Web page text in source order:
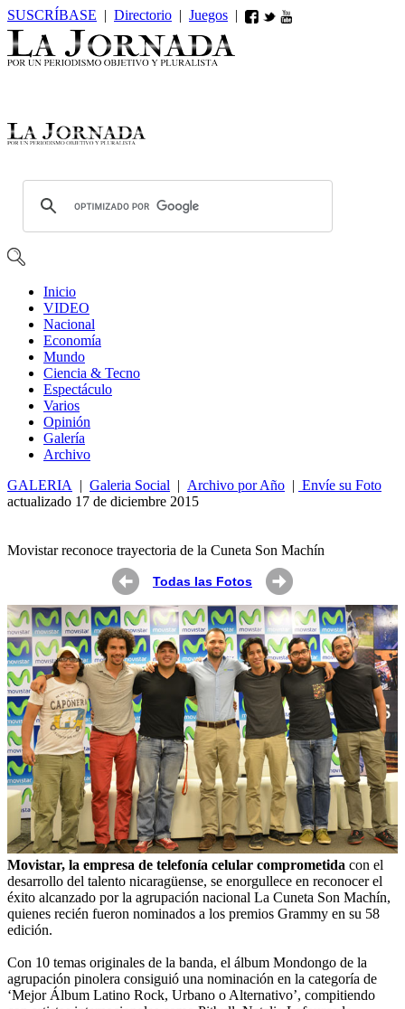
SUSCRÍBASE | Directorio | Juegos |
Inicio
VIDEO
Nacional
Economía
Mundo
Ciencia & Tecno
Espectáculo
Varios
Opinión
Galería
Archivo
GALERIA
| Galeria Social | Archivo por Año | Envíe su Foto
actualizado 17 de diciembre 2015
Movistar reconoce trayectoria de la Cuneta Son Machín
Todas las Fotos
Movistar, la empresa de telefonía celular comprometida con el
desarrollo del talento nicaragüense, se enorgullece en reconocer el
éxito alcanzado por la agrupación nacional La Cuneta Son Machín,
quienes recién fueron nominados a los premios Grammy en su 58
edición.
Con 10 temas originales de la banda, el álbum Mondongo de la
agrupación pinolera consiguió una nominación en la categoría de
‘Mejor Álbum Latino Rock, Urbano o Alternativo’, compitiendo